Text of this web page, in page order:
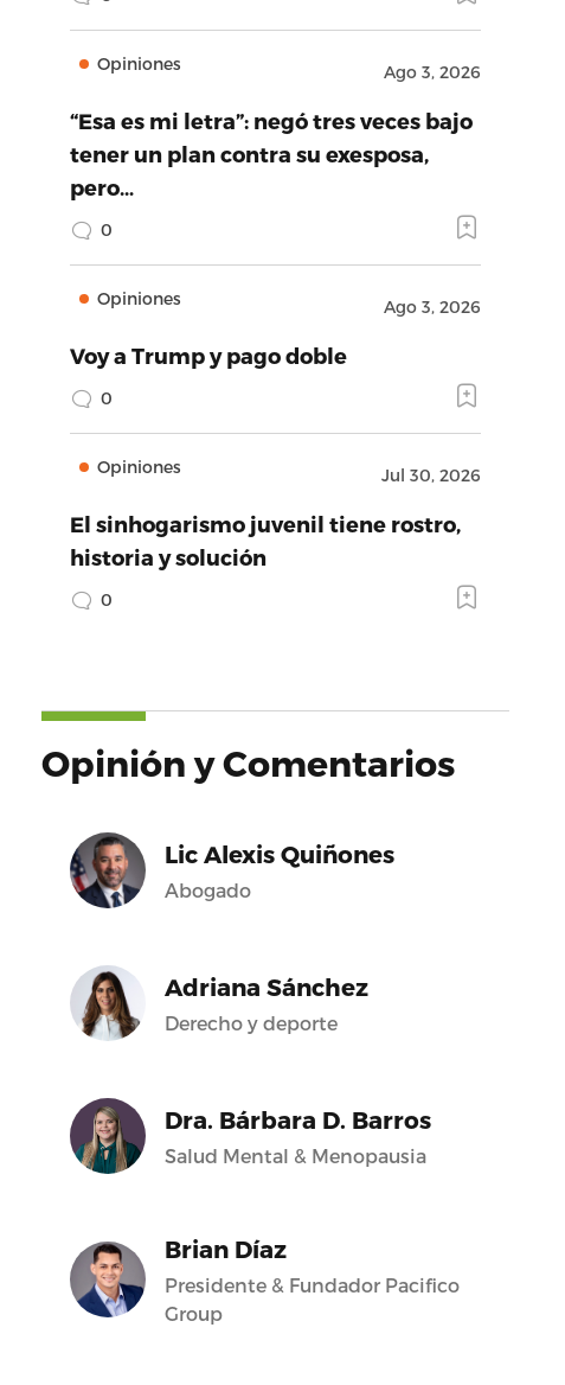
Opiniones Ago 3, 2026
“Esa es mi letra”: negó tres veces bajo
tener un plan contra su exesposa,
pero…
0
Opiniones Ago 3, 2026
Voy a Trump y pago doble
0
Opiniones Jul 30, 2026
El sinhogarismo juvenil tiene rostro,
historia y solución
0
Opinión y Comentarios
Lic Alexis Quiñones
Abogado
Adriana Sánchez
Derecho y deporte
Dra. Bárbara D. Barros
Salud Mental & Menopausia
Brian Díaz
Presidente & Fundador Pacifico
Group